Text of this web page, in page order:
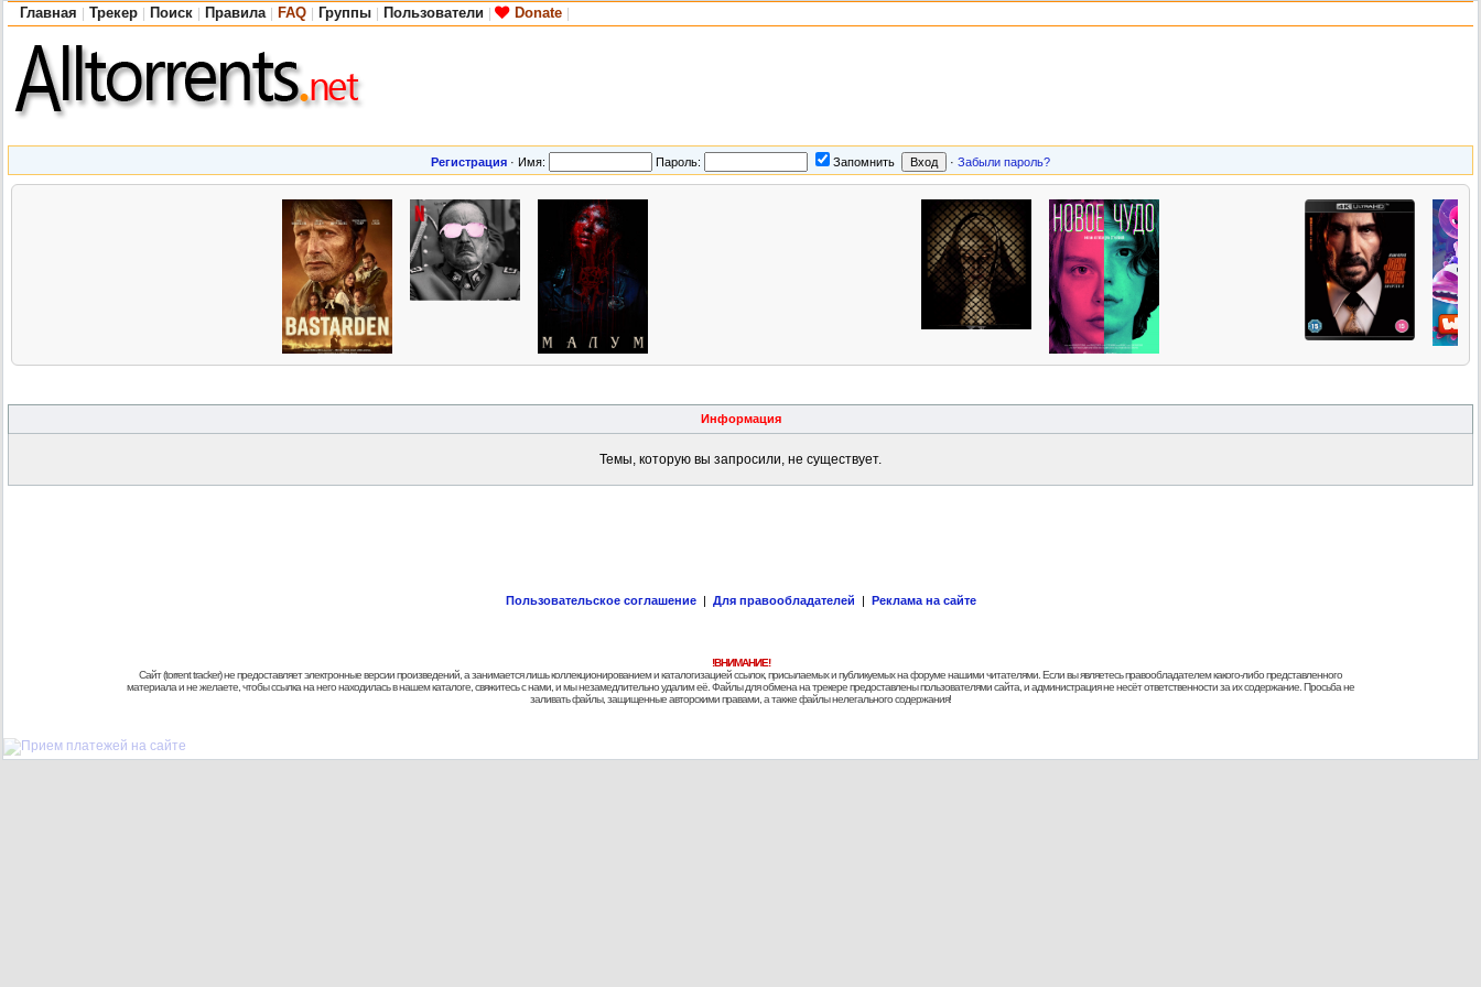
Главная Трекер Поиск Правила FAQ Группы Пользователи Donate
Регистрация · Имя: Пароль: Запомнить · Забыли пароль?
Информация
Темы, которую вы запросили, не существует.
Пользовательское соглашение | Для правообладателей | Реклама на сайте
!ВНИМАНИЕ!
Сайт (torrent tracker) не предоставляет электронные версии произведений, а занимается лишь коллекционированием и каталогизацией ссылок, присылаемых и публикуемых на форуме нашими читателями. Если вы являетесь правообладателем какого-либо представленного
материала и не желаете, чтобы ссылка на него находилась в нашем каталоге, свяжитесь с нами, и мы незамедлительно удалим её. Файлы для обмена на трекере предоставлены пользователями сайта, и администрация не несёт ответственности за их содержание. Просьба не
заливать файлы, защищенные авторскими правами, а также файлы нелегального содержания!